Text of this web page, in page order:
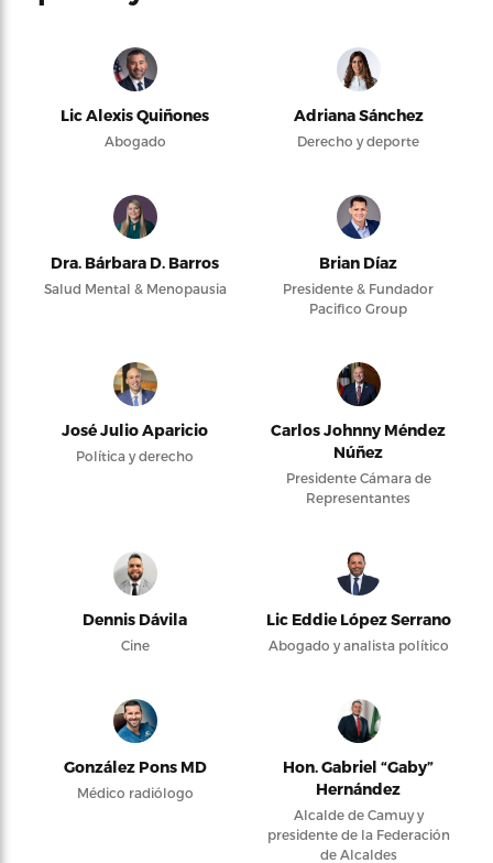
Lic Alexis Quiñones
Abogado
Adriana Sánchez
Derecho y deporte
Dra. Bárbara D. Barros
Salud Mental & Menopausia
Brian Díaz
Presidente & Fundador
Pacifico Group
José Julio Aparicio
Política y derecho
Carlos Johnny Méndez
Núñez
Presidente Cámara de
Representantes
Dennis Dávila
Cine
Lic Eddie López Serrano
Abogado y analista político
González Pons MD
Médico radiólogo
Hon. Gabriel “Gaby”
Hernández
Alcalde de Camuy y
presidente de la Federación
de Alcaldes